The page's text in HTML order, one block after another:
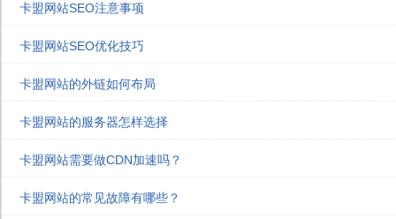
卡盟网站SEO注意事项
卡盟网站SEO优化技巧
卡盟网站的外链如何布局
卡盟网站的服务器怎样选择
卡盟网站需要做CDN加速吗？
卡盟网站的常见故障有哪些？